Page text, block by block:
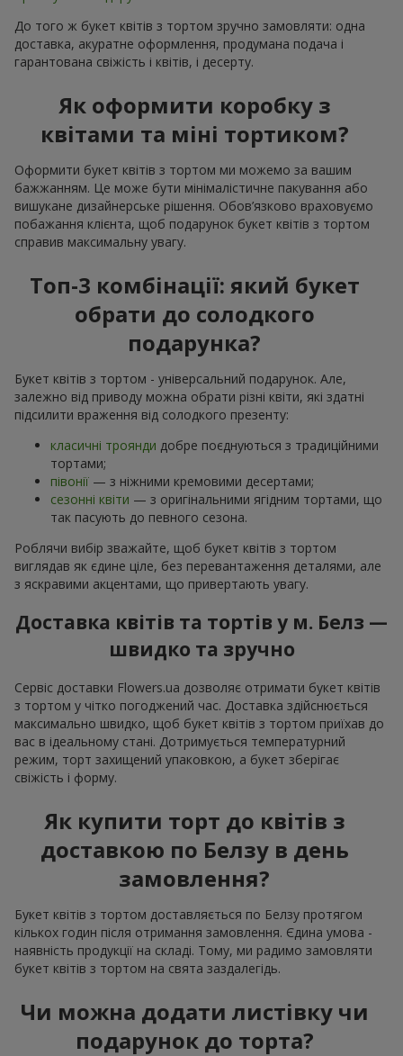
До того ж букет квітів з тортом зручно замовляти: одна
доставка, акуратне оформлення, продумана подача і
гарантована свіжість і квітів, і десерту.
Як оформити коробку з
квітами та міні тортиком?
Оформити букет квітів з тортом ми можемо за вашим
бажжанням. Це може бути мінімалістичне пакування або
вишукане дизайнерське рішення. Обов’язково враховуємо
побажання клієнта, щоб подарунок букет квітів з тортом
справив максимальну увагу.
Топ-3 комбінації: який букет
обрати до солодкого
подарунка?
Букет квітів з тортом - універсальний подарунок. Але,
залежно від приводу можна обрати різні квіти, які здатні
підсилити враження від солодкого презенту:
класичні троянди добре поєднуються з традиційними
тортами;
півонії — з ніжними кремовими десертами;
сезонні квіти — з оригінальними ягідним тортами, що
так пасують до певного сезона.
Роблячи вибір зважайте, щоб букет квітів з тортом
виглядав як єдине ціле, без перевантаження деталями, але
з яскравими акцентами, що привертають увагу.
Доставка квітів та тортів у м. Белз —
швидко та зручно
Сервіс доставки Flowers.ua дозволяє отримати букет квітів
з тортом у чітко погоджений час. Доставка здійснюється
максимально швидко, щоб букет квітів з тортом приїхав до
вас в ідеальному стані. Дотримується температурний
режим, торт захищений упаковкою, а букет зберігає
свіжість і форму.
Як купити торт до квітів з
доставкою по Белзу в день
замовлення?
Букет квітів з тортом доставляється по Белзу протягом
кількох годин після отримання замовлення. Єдина умова -
наявність продукції на складі. Тому, ми радимо замовляти
букет квітів з тортом на свята заздалегідь.
Чи можна додати листівку чи
подарунок до торта?